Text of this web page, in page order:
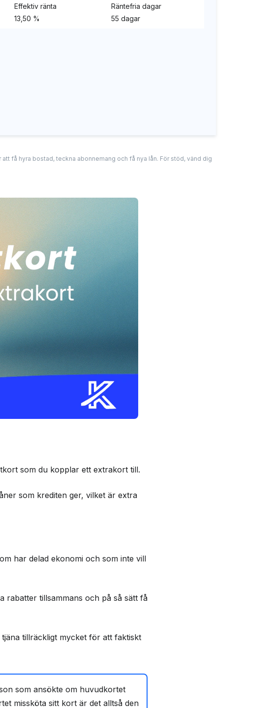
Effektiv ränta
13,50 %
Räntefria dagar
55 dagar
få hyra bostad, teckna abonnemang och få nya lån. För stöd, vänd dig
som du kopplar ett extrakort till.
som krediten ger, vilket är extra
har delad ekonomi och som inte vill
rabatter tillsammans och på så sätt få
tillräckligt mycket för att faktiskt
som ansökte om huvudkortet
missköta sitt kort är det alltså den